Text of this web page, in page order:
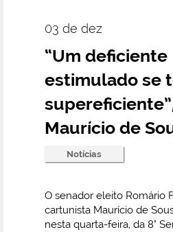
03 de dez
“Um deficiente
estimulado se
Maurício de
Notícias
O senador eleito Romário
cartunista Maurício de
nesta quarta-feira, da 8°